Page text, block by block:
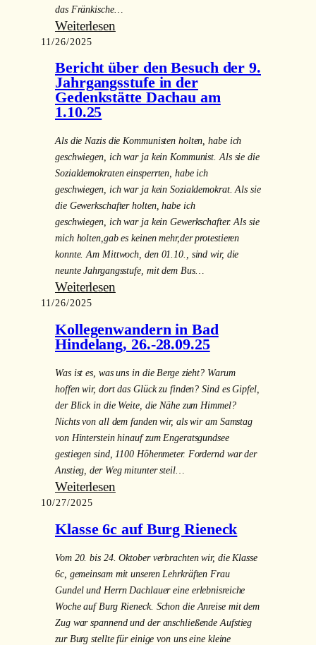
das Fränkische…
Weiterlesen:
aus
Erkelenz
zu
Steller
1.
und
2.
Oktober
2025
in
den
Klassen
11/26/2025
Bericht über den Besuch der 9.
Jahrgangsstufe in der
Gedenkstätte Dachau am
1.10.25
Als die Nazis die Kommunisten holten, habe ich
geschwiegen, ich war ja kein Kommunist. Als sie die
Sozialdemokraten einsperrten, habe ich
geschwiegen, ich war ja kein Sozialdemokrat. Als sie
die Gewerkschafter holten, habe ich
geschwiegen, ich war ja kein Gewerkschafter. Als sie
mich holten,gab es keinen mehr,der protestieren
konnte. Am Mittwoch, den 01.10., sind wir, die
neunte Jahrgangsstufe, mit dem Bus…
Weiterlesen:
den
Besuch
der
9.
Jahrgangsstufe
in
der
Gedenkstätte
11/26/2025
Kollegenwandern in Bad
Hindelang, 26.-28.09.25
Was ist es, was uns in die Berge zieht? Warum
hoffen wir, dort das Glück zu finden? Sind es Gipfel,
der Blick in die Weite, die Nähe zum Himmel?
Nichts von all dem fanden wir, als wir am Samstag
von Hinterstein hinauf zum Engeratsgundsee
gestiegen sind, 1100 Höhenmeter. Fordernd war der
Anstieg, der Weg mitunter steil…
Weiterlesen:
Bad
Hindelang,
26.-28.09.25
10/27/2025
Klasse 6c auf Burg Rieneck
Vom 20. bis 24. Oktober verbrachten wir, die Klasse
6c, gemeinsam mit unseren Lehrkräften Frau
Gundel und Herrn Dachlauer eine erlebnisreiche
Woche auf Burg Rieneck. Schon die Anreise mit dem
Zug war spannend und der anschließende Aufstieg
zur Burg stellte für einige von uns eine kleine